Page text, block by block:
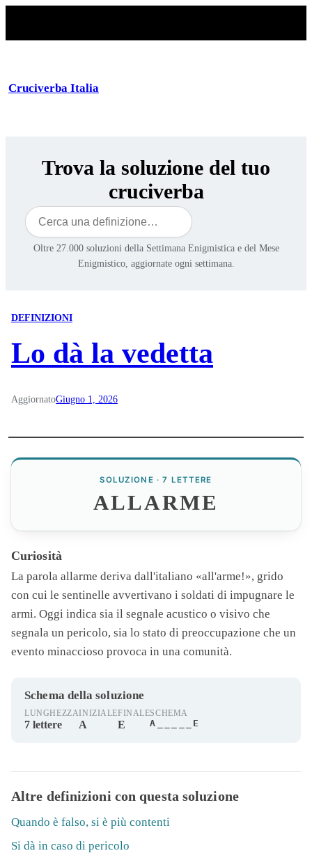
Cruciverba Italia
Trova la soluzione del tuo
cruciverba
Cerca
Oltre 27.000 soluzioni della Settimana Enigmistica e del Mese
Enigmistico, aggiornate ogni settimana.
DEFINIZIONI
Lo dà la vedetta
AggiornatoGiugno 1, 2026
SOLUZIONE · 7 LETTERE
ALLARME
Curiosità
La parola allarme deriva dall'italiano «all'arme!», grido
con cui le sentinelle avvertivano i soldati di impugnare le
armi. Oggi indica sia il segnale acustico o visivo che
segnala un pericolo, sia lo stato di preoccupazione che un
evento minaccioso provoca in una comunità.
Schema della soluzione
LUNGHEZZA
7 lettere
INIZIALE
A
FINALE
E
SCHEMA
A_____E
Altre definizioni con questa soluzione
Quando è falso, si è più contenti
Si dà in caso di pericolo